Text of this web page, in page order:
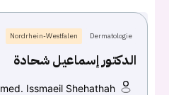
Dermatologie
Nordrhein-Westfalen
الدكتور إسماعيل شحادة
Issmaeil Shehathah